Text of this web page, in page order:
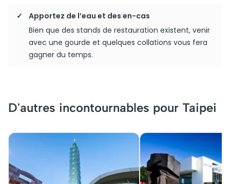
Apportez de l’eau et des en-cas
Bien que des stands de restauration existent, venir
avec une gourde et quelques collations vous fera
gagner du temps.
D'autres incontournables pour Taipei